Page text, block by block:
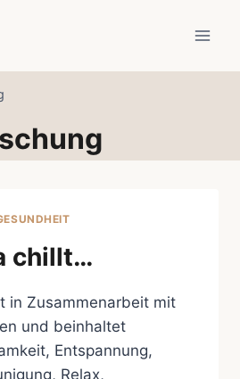
chillt…
in Zusammenarbeit mit
und beinhaltet
Entspannung,
Relax,